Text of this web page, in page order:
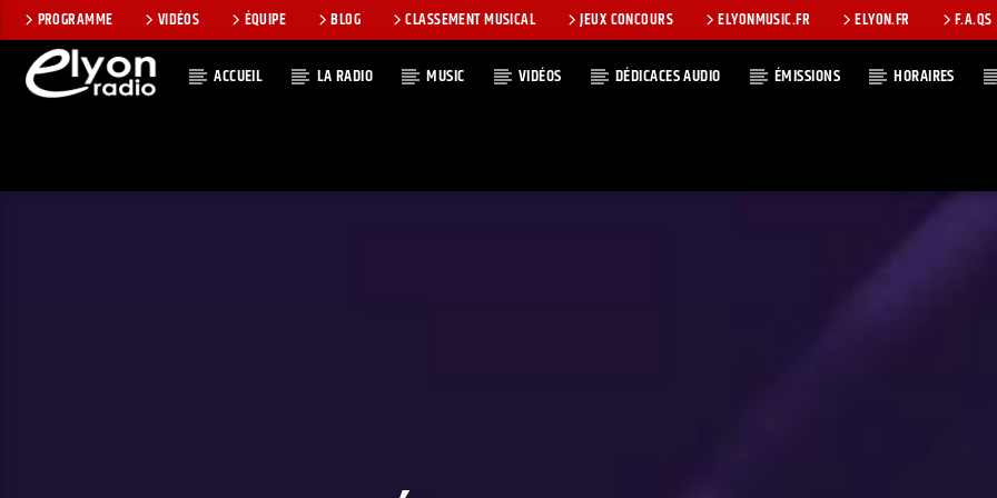
PROGRAMME VIDÉOS ÉQUIPE BLOG CLASSEMENT MUSICAL JEUX CONCOURS ELYONMUSIC.FR ELYON.FR F.A.QS
ACCUEIL LA RADIO MUSIC VIDÉOS DÉDICACES AUDIO ÉMISSIONS HORAIRES